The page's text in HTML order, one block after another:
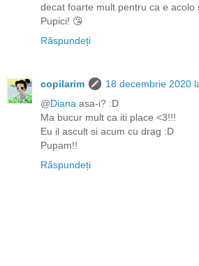
decat foarte mult pentru ca e
Pupici! 😘
Răspundeți
copilarim
18 decembrie 2020
@Diana asa-i? :D
Ma bucur mult ca iti place <3!!!
Eu il ascult si acum cu drag :D
Pupam!!
Răspundeți